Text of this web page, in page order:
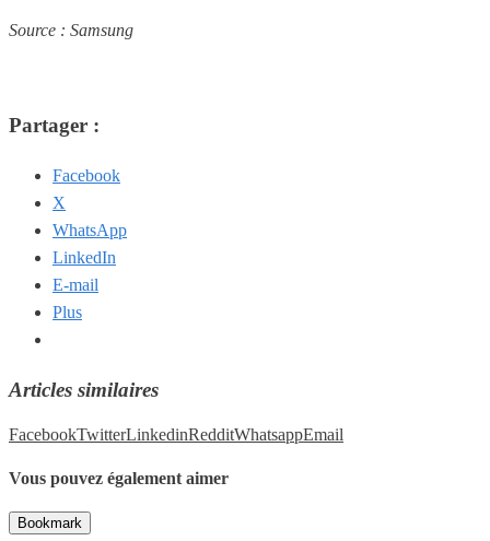
Source : Samsung
Partager :
Facebook
X
WhatsApp
LinkedIn
E-mail
Plus
Articles similaires
FacebookTwitterLinkedinRedditWhatsappEmail
Vous pouvez également aimer
Bookmark